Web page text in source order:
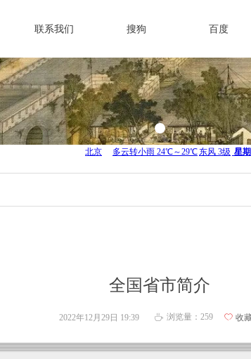
联系我们 搜狗 百度
全国省市简介
2022年12月29日 19:39 ꄘ 浏览量： 259 ꄀ 收